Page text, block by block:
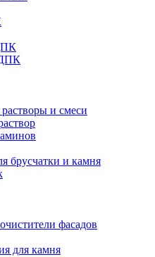
и смеси
брусчатки и камня
фасадов
для камня